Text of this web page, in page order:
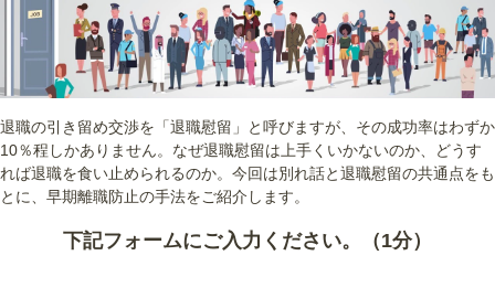
退職の引き留め交渉を「退職慰留」と呼びますが、その成功率はわずか
10％程しかありません。なぜ退職慰留は上手くいかないのか、どうす
れば退職を食い止められるのか。今回は別れ話と退職慰留の共通点をも
とに、早期離職防止の手法をご紹介します。
下記フォームにご入力ください。（1分）